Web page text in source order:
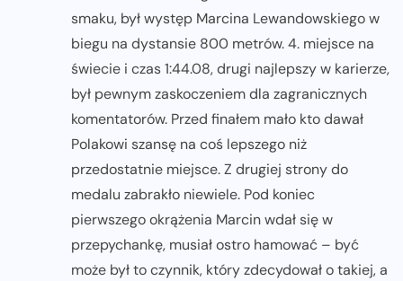
smaku, był występ Marcina Lewandowskiego w
biegu na dystansie 800 metrów. 4. miejsce na
świecie i czas 1:44.08, drugi najlepszy w karierze,
był pewnym zaskoczeniem dla zagranicznych
komentatorów. Przed finałem mało kto dawał
Polakowi szansę na coś lepszego niż
przedostatnie miejsce. Z drugiej strony do
medalu zabrakło niewiele. Pod koniec
pierwszego okrążenia Marcin wdał się w
przepychankę, musiał ostro hamować – być
może był to czynnik, który zdecydował o takiej, a